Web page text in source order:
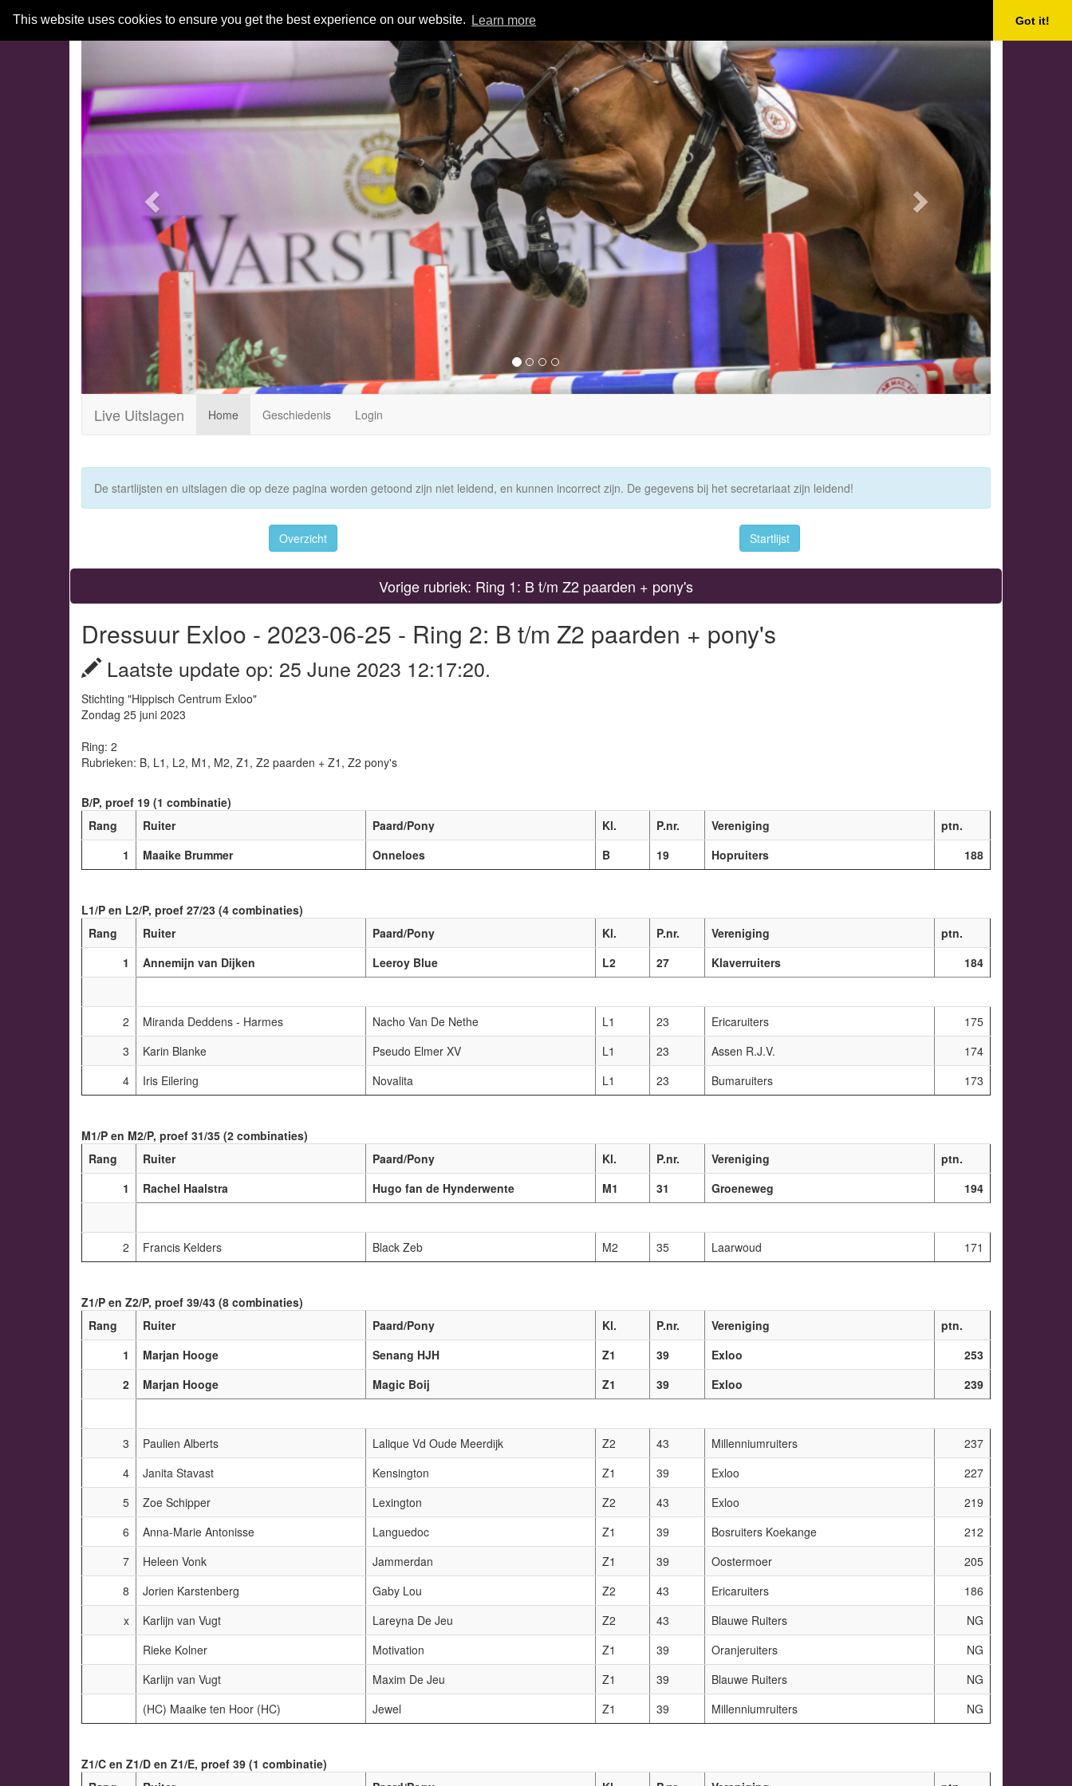
This website uses cookies to ensure you get the best experience on our website. Learn more Got it!
Previous
Live Uitslagen Home Geschiedenis Login
De startlijsten en uitslagen die op deze pagina worden getoond zijn niet leidend, en kunnen incorrect zijn. De gegevens bij het secretariaat zijn leidend!
Overzicht Startlijst
Vorige rubriek: Ring 1: B t/m Z2 paarden + pony's
Dressuur Exloo - 2023-06-25 - Ring 2: B t/m Z2 paarden + pony's
Laatste update op: 25 June 2023 12:17:20.
Stichting "Hippisch Centrum Exloo"
Zondag 25 juni 2023
Ring: 2
Rubrieken: B, L1, L2, M1, M2, Z1, Z2 paarden + Z1, Z2 pony's
B/P, proef 19 (1 combinatie)
Rang
Ruiter Paard/Pony Kl. P.nr. Vereniging
ptn.
1
Maaike Brummer Onneloes B 19 Hopruiters 188
L1/P en L2/P, proef 27/23 (4 combinaties)
Rang
Ruiter Paard/Pony Kl. P.nr. Vereniging
ptn.
1
Annemijn van Dijken Leeroy Blue L2 27 Klaverruiters 184
2 Miranda Deddens - Harmes Nacho Van De Nethe L1 23 Ericaruiters
175
3
Karin Blanke Pseudo Elmer XV L1 23 Assen R.J.V.
174
4
Iris Eilering Novalita L1 23 Bumaruiters 173
M1/P en M2/P, proef 31/35 (2 combinaties)
Rang
Ruiter Paard/Pony Kl. P.nr. Vereniging
ptn.
1
Rachel Haalstra Hugo fan de Hynderwente M1 31 Groeneweg 194
2 Francis Kelders Black Zeb M2 35 Laarwoud 171
Z1/P en Z2/P, proef 39/43 (8 combinaties)
Rang
Ruiter Paard/Pony Kl. P.nr. Vereniging
ptn.
1
Marjan Hooge Senang HJH Z1 39 Exloo
253
2
Marjan Hooge Magic Boij Z1 39 Exloo 239
3 Paulien Alberts Lalique Vd Oude Meerdijk Z2 43 Millenniumruiters
237
4
Janita Stavast Kensington Z1 39 Exloo
227
5
Zoe Schipper Lexington Z2 43 Exloo
219
6
Anna-Marie Antonisse Languedoc Z1 39 Bosruiters Koekange
212
7
Heleen Vonk Jammerdan Z1 39 Oostermoer
205
8
Jorien Karstenberg Gaby Lou Z2 43 Ericaruiters
186
x
Karlijn van Vugt Lareyna De Jeu Z2 43 Blauwe Ruiters
NG
Rieke Kolner
Motivation Z1 39 Oranjeruiters
NG
Karlijn van Vugt
Maxim De Jeu Z1 39 Blauwe Ruiters
NG
(HC) Maaike ten Hoor (HC)
Jewel Z1 39 Millenniumruiters NG
Z1/C en Z1/D en Z1/E, proef 39 (1 combinatie)